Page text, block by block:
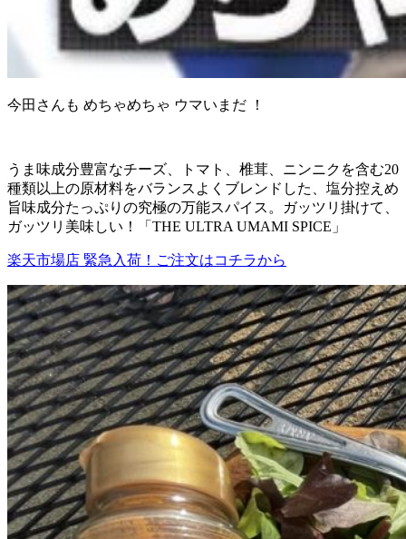
今田さんも めちゃめちゃ ウマいまだ ！
うま味成分豊富なチーズ、トマト、椎茸、ニンニクを含む20
種類以上の原材料をバランスよくブレンドした、塩分控えめ
旨味成分たっぷりの究極の万能スパイス。ガッツリ掛けて、
ガッツリ美味しい！「THE ULTRA UMAMI SPICE」
楽天市場店 緊急入荷！ご注文はコチラから